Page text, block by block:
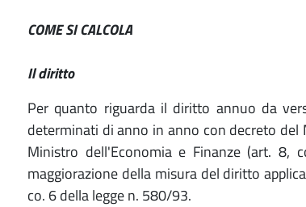
COME SI CALCOLA
Il diritto
Per quanto riguarda il diritto annuo da
determinati di anno in anno con decreto
Ministro dell'Economia e Finanze (art.
maggiorazione della misura del diritto
co. 6 della legge n. 580/93.